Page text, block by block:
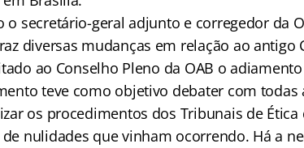
o secretário-geral adjunto e corregedor da
diversas mudanças em relação ao antigo
ao Conselho Pleno da OAB o
teve como objetivo debater com todas
os procedimentos dos Tribunais de
nulidades que vinham ocorrendo. Há a